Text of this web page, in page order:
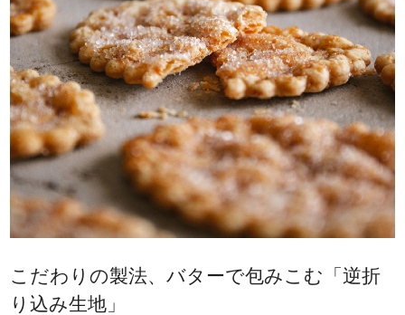
こだわりの製法、バターで包みこむ「逆折
り込み生地」